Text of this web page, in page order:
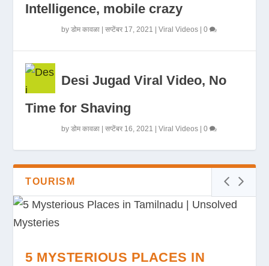
Intelligence, mobile crazy
byडोम कावळा |सप्टेंबर 17, 2021 |Viral Videos |0
Desi Jugad Viral Video, No
Time for Shaving
byडोम कावळा |सप्टेंबर 16, 2021 |Viral Videos |0
TOURISM
5 MYSTERIOUS PLACES IN